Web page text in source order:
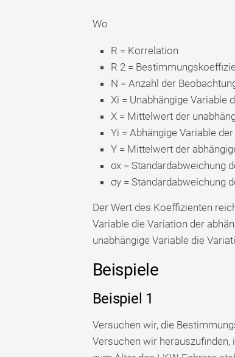
Wo
R = Korrelation
R 2 =
N = Anzahl der
Xi = Unabhängige Variable
X = Mittelwert der
Yi = Abhängige Variable
Y = Mittelwert der
σx = Standardabweichung
σy = Standardabweichung
Der Wert des Koeffizienten
Variable die Variation der
unabhängige Variable die
Beispiele
Beispiel 1
Versuchen wir, die
Versuchen wir